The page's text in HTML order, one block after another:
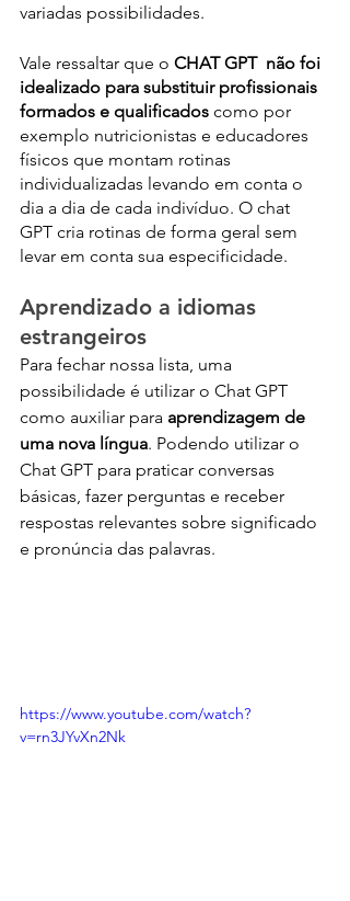
variadas possibilidades.
Vale ressaltar que o CHAT GPT  não foi
idealizado para substituir profissionais
formados e qualificados como por
exemplo nutricionistas e educadores
físicos que montam rotinas
individualizadas levando em conta o
dia a dia de cada indivíduo. O chat
GPT cria rotinas de forma geral sem
levar em conta sua especificidade.
Aprendizado a idiomas
estrangeiros
Para fechar nossa lista, uma
possibilidade é utilizar o Chat GPT
como auxiliar para aprendizagem de
uma nova língua. Podendo utilizar o
Chat GPT para praticar conversas
básicas, fazer perguntas e receber
respostas relevantes sobre significado
e pronúncia das palavras.
https://www.youtube.com/watch?
v=rn3JYvXn2Nk